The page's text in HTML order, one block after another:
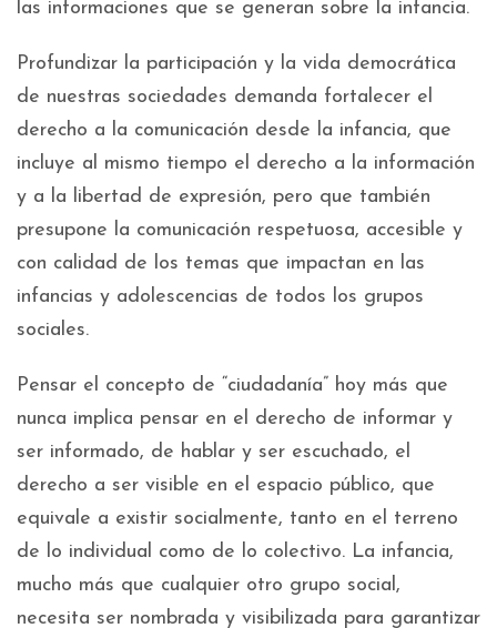
las informaciones que se generan sobre la infancia.
Profundizar la participación y la vida democrática
de nuestras sociedades demanda fortalecer el
derecho a la comunicación desde la infancia, que
incluye al mismo tiempo el derecho a la información
y a la libertad de expresión, pero que también
presupone la comunicación respetuosa, accesible y
con calidad de los temas que impactan en las
infancias y adolescencias de todos los grupos
sociales.
Pensar el concepto de “ciudadanía” hoy más que
nunca implica pensar en el derecho de informar y
ser informado, de hablar y ser escuchado, el
derecho a ser visible en el espacio público, que
equivale a existir socialmente, tanto en el terreno
de lo individual como de lo colectivo. La infancia,
mucho más que cualquier otro grupo social,
necesita ser nombrada y visibilizada para garantizar